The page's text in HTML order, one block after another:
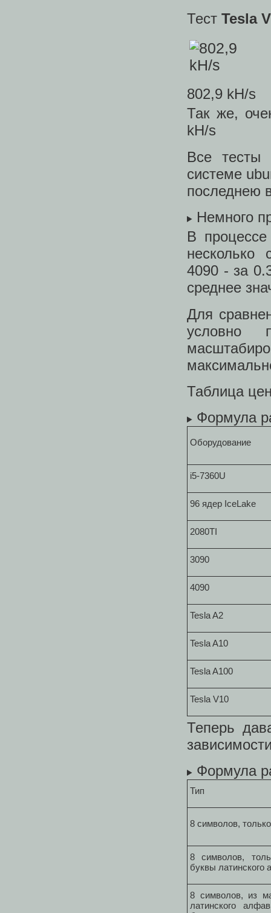
Тест Tesla
802,9 kH/s
Так же,
kH/s
Все тесты
системе
последнею
Немного
В
4090 - за
среднее
Для
условно
Таблица
Формула
Оборудование
i5-7360U
96 ядер IceLake
2080TI
3090
4090
Tesla A2
Tesla A10
Tesla A100
Tesla V10
Теперь
Формула
Тип
8 символов,
8 символов,
буквы латинского
8 символов, из
латинского